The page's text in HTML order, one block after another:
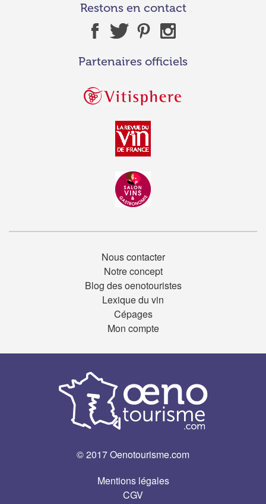
Restons en contact
Partenaires officiels
Nous contacter
Notre concept
Blog des oenotouristes
Lexique du vin
Cépages
Mon compte
© 2017 Oenotourisme.com
Mentions légales
CGV